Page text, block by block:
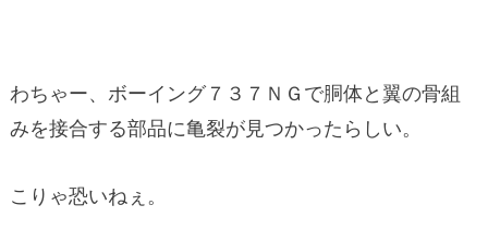
わちゃー、ボーイング７３７ＮＧで胴体と翼の骨組
みを接合する部品に亀裂が見つかったらしい。
こりゃ恐いねぇ。